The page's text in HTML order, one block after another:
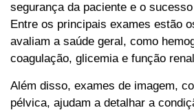
segurança da paciente e o
Entre os principais exames estão
avaliam a saúde geral, como
coagulação, glicemia e função
Além disso, exames de imagem,
pélvica, ajudam a detalhar a